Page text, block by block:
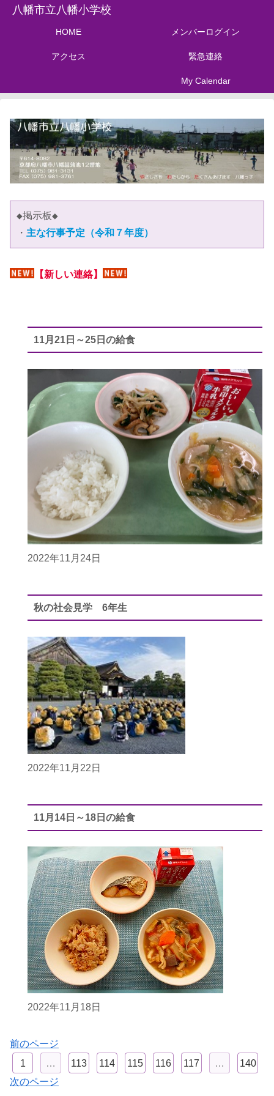
八幡市立八幡小学校
HOME メンバーログイン
アクセス 緊急連絡
My Calendar
◆掲示板◆
・ 主な行事予定（令和７年度）
【新しい連絡】
11月21日～25日の給食
2022年11月24日
秋の社会見学 6年生
2022年11月22日
11月14日～18日の給食
2022年11月18日
前のページ
1
… 113 114 115 116 117 …
140
次のページ